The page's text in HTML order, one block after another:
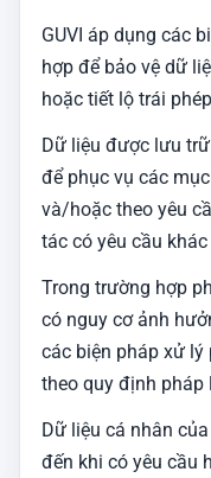
GUVI áp dụng các
hợp để bảo vệ dữ
hoặc tiết lộ trái
Dữ liệu được lưu
để phục vụ các
và/hoặc theo yêu
tác có yêu cầu
Trong trường hợp
có nguy cơ ảnh
các biện pháp xử
theo quy định pháp
Dữ liệu cá nhân
đến khi có yêu cầu